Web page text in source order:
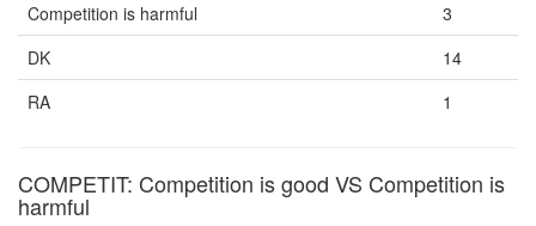
Competition is harmful
3
DK
14
RA
1
COMPETIT: Competition is good VS Competition is
harmful